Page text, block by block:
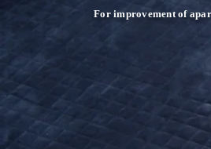
For improvement of